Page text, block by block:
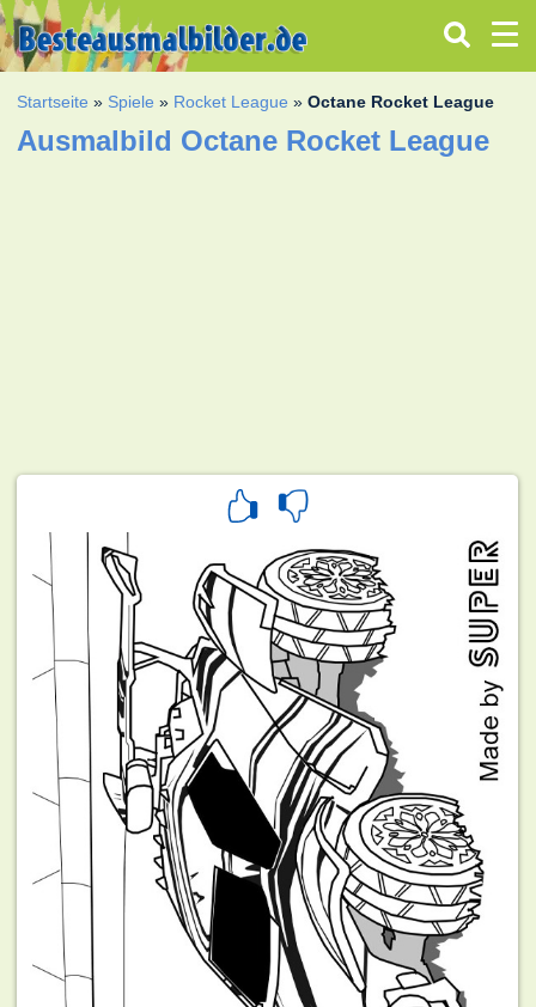
Startseite » Spiele » Rocket League »Octane Rocket League
Ausmalbild Octane Rocket League